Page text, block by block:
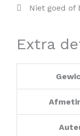
Niet goed of
Extra